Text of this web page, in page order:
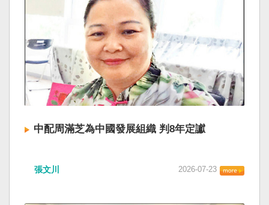
中配周滿芝為中國發展組織 判8年定讞
張文川 2026-07-23